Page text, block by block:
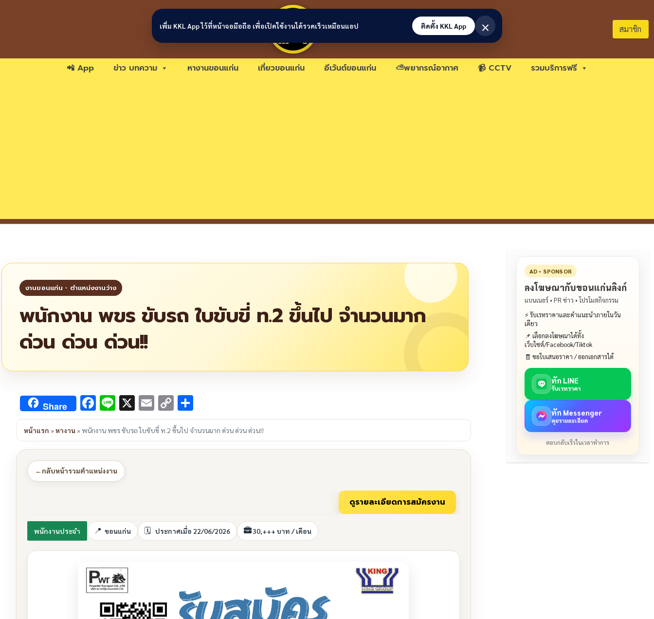
ขอนแก่นลิงก์ สมาชิก
📲 App ข่าว บทความ หางานขอนแก่น เที่ยวขอนแก่น อีเว้นต์ขอนแก่น ⛅พยากรณ์อากาศ 📹 CCTV รวมบริการฟรี
พนักงาน พขร ขับรถ ใบขับขี่ ท.2 ขึ้นไป จำนวนมาก
ด่วน ด่วน ด่วน!!
Share Facebook
Line
X Email
Copy
Link
หน้าแรก »หางาน » พนักงาน พขร ขับรถ ใบขับขี่ ท.2 ขึ้นไป จำนวนมาก ด่วน ด่วน ด่วน!!
←กลับหน้ารวมตำแหน่งงาน
พนักงานประจำ ขอนแก่น ประกาศเมื่อ 22/06/2026 30,+++ บาท / เดือน
AD • SPONSOR
ลงโฆษณากับขอนแก่นลิงก์
แบนเนอร์ • PR ข่าว • โปรโมตกิจกรรม
⚡ รับเรทราคาและคำแนะนำภายในวัน
เดียว
📌 เลือกลงโฆษณาได้ทั้ง
เว็บไซต์/Facebook/Tiktok
🧾 ขอใบเสนอราคา / ออกเอกสารได้
ทัก LINE
รับเรทราคา
ทัก Messenger
คุยรายละเอียด
ตอบกลับเร็วในเวลาทำการ
เพิ่ม KKL App ไว้ที่หน้าจอมือถือ เพื่อเปิดใช้งานได้รวดเร็วเหมือนแอป ติดตั้ง KKL App ×